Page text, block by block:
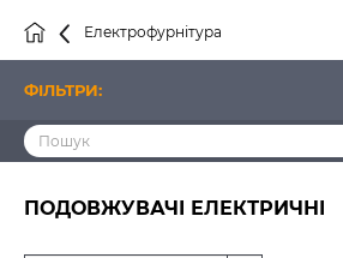
Електрофурнітура
Подовжувачі
ПОДОВЖУВАЧІ ЕЛЕКТРИЧНІ
ФІЛЬТРИ:
ЦІНА